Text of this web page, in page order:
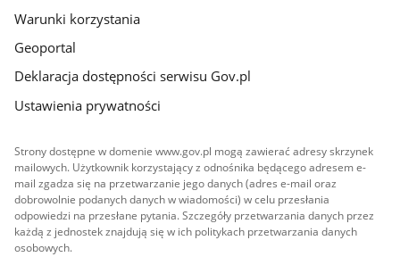
Warunki korzystania
Geoportal
Deklaracja dostępności serwisu Gov.pl
Ustawienia prywatności
Strony dostępne w domenie www.gov.pl mogą zawierać adresy skrzynek
mailowych. Użytkownik korzystający z odnośnika będącego adresem e-
mail zgadza się na przetwarzanie jego danych (adres e-mail oraz
dobrowolnie podanych danych w wiadomości) w celu przesłania
odpowiedzi na przesłane pytania. Szczegóły przetwarzania danych przez
każdą z jednostek znajdują się w ich politykach przetwarzania danych
osobowych.